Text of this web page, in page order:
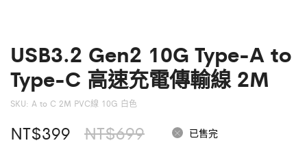
USB3.2 Gen2 10G Type-A to
Type-C 高速充電傳輸線 2M
SKU: A to C 2M PVC線 10G 白色
NT$699原
NT$399
目
已售完